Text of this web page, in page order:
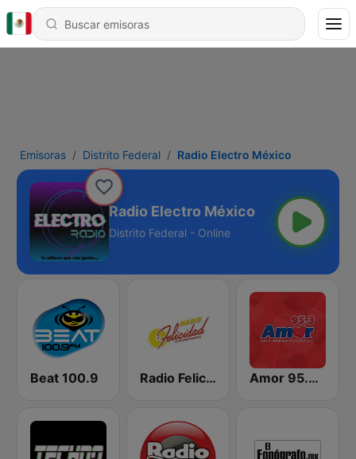
Emisoras Distrito Federal Radio Electro México
Radio Electro México
Distrito Federal - Online
Beat 100.9 Radio Felicidad 1180 AM Amor 95.3 FM